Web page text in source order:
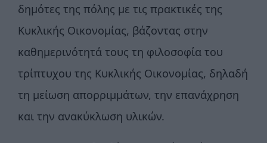
δημότες της πόλης με τις πρακτικές της
Κυκλικής Οικονομίας, βάζοντας στην
καθημερινότητά τους τη φιλοσοφία του
τρίπτυχου της Κυκλικής Οικονομίας, δηλαδή
τη μείωση απορριμμάτων, την επανάχρηση
και την ανακύκλωση υλικών.